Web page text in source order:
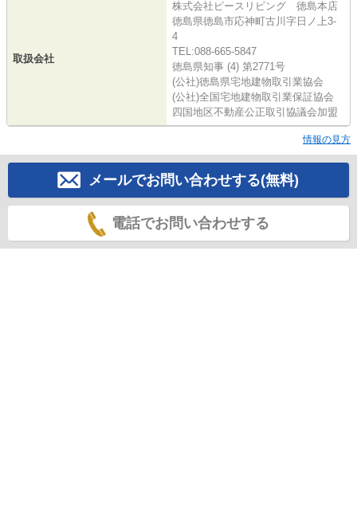
取扱会社
株式会社ピースリビング 徳島本店
徳島県徳島市応神町古川字日ノ上3-
4
TEL:088-665-5847
徳島県知事 (4) 第2771号
(公社)徳島県宅地建物取引業協会
(公社)全国宅地建物取引業保証協会
四国地区不動産公正取引協議会加盟
情報の見方
メールでお問い合わせする(無料)
電話でお問い合わせする